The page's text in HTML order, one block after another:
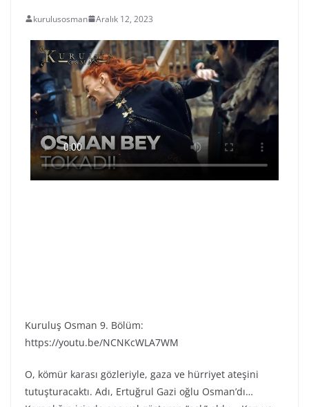
kurulusosman Aralık 12, 2023
Kuruluş Osman 9. Bölüm:
https://youtu.be/NCNKcWLA7WM
O, kömür karası gözleriyle, gaza ve hürriyet ateşini
tutuşturacaktı. Adı, Ertuğrul Gazi oğlu Osman’dı…